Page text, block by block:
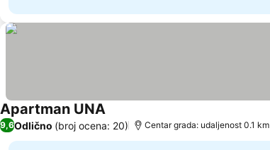
Apartman UNA
9,6Odlično (broj ocena: 20) Centar grada: udaljenost 0.1 km